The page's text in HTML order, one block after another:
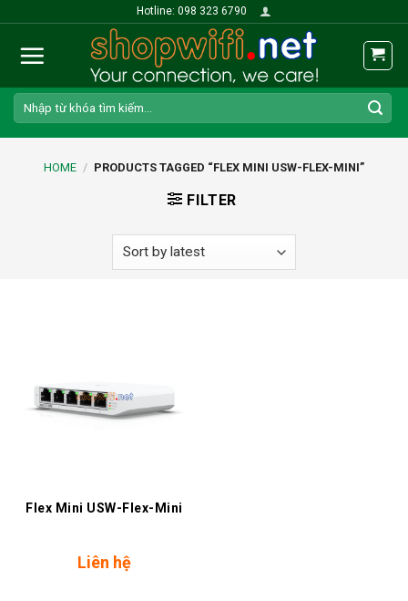
content
Hotline: 098 323 6790
Search
for:
HOME / PRODUCTS TAGGED “FLEX MINI USW-FLEX-MINI”
FILTER
Flex Mini USW-Flex-Mini
Liên hệ